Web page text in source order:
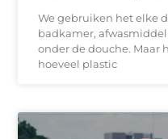
We gebruiken het elke
badkamer,
onder de douche. Maar
hoeveel plastic